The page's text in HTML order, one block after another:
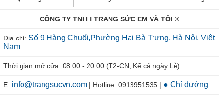
Trang trước Trang chủ Về đầu trang
Địa chỉ:
Số 9 Hàng Chuối,Phường Hai Bà Trưng, Hà Nội, Việt
Thời gian mở cửa: 08:00 - 20:00 (T2-CN, Kể cả ngày Lễ)
info@trangsucvn.com | Hotline: 0913951535 | ● Chỉ đường